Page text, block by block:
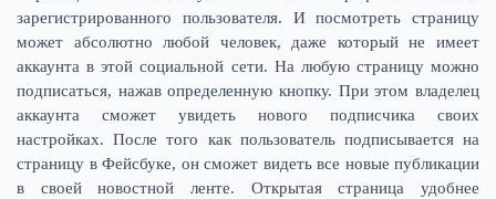
зарегистрированного пользователя. И посмотреть страницу
может абсолютно любой человек, даже который не имеет
аккаунта в этой социальной сети. На любую страницу можно
подписаться, нажав определенную кнопку. При этом владелец
аккаунта сможет увидеть нового подписчика своих
настройках. После того как пользователь подписывается на
страницу в Фейсбуке, он сможет видеть все новые публикации
в своей новостной ленте. Открытая страница удобнее